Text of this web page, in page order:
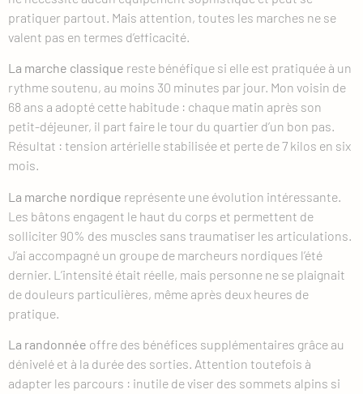
pratiquer partout. Mais attention, toutes les marches ne se
valent pas en termes d’efficacité.
La marche classique reste bénéfique si elle est pratiquée à un
rythme soutenu, au moins 30 minutes par jour. Mon voisin de
68 ans a adopté cette habitude : chaque matin après son
petit-déjeuner, il part faire le tour du quartier d’un bon pas.
Résultat : tension artérielle stabilisée et perte de 7 kilos en six
mois.
La marche nordique représente une évolution intéressante.
Les bâtons engagent le haut du corps et permettent de
solliciter 90% des muscles sans traumatiser les articulations.
J’ai accompagné un groupe de marcheurs nordiques l’été
dernier. L’intensité était réelle, mais personne ne se plaignait
de douleurs particulières, même après deux heures de
pratique.
La randonnée offre des bénéfices supplémentaires grâce au
dénivelé et à la durée des sorties. Attention toutefois à
adapter les parcours : inutile de viser des sommets alpins si